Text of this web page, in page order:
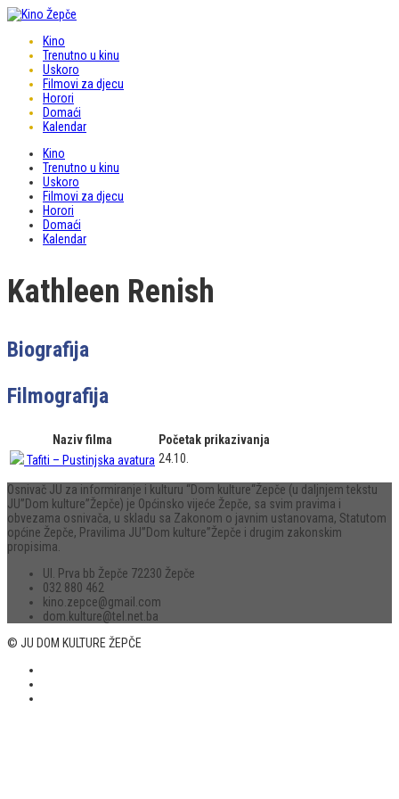
Kino
Trenutno u kinu
Uskoro
Filmovi za djecu
Horori
Domaći
Kalendar
Kino
Trenutno u kinu
Uskoro
Filmovi za djecu
Horori
Domaći
Kalendar
Kathleen Renish
Biografija
Filmografija
Naziv filma
Početak prikazivanja
Tafiti – Pustinjska avatura 24.10.
Osnivač JU za informiranje i kulturu “Dom kulture“Žepče (u daljnjem tekstu
JU”Dom kulture”Žepče) je Općinsko vijeće Žepče, sa svim pravima i
obvezama osnivača, u skladu sa Zakonom o javnim ustanovama, Statutom
općine Žepče, Pravilima JU”Dom kulture”Žepče i drugim zakonskim
propisima.
Ul. Prva bb Žepče 72230 Žepče
032 880 462
kino.zepce@gmail.com
dom.kulture@tel.net.ba
© JU DOM KULTURE ŽEPČE